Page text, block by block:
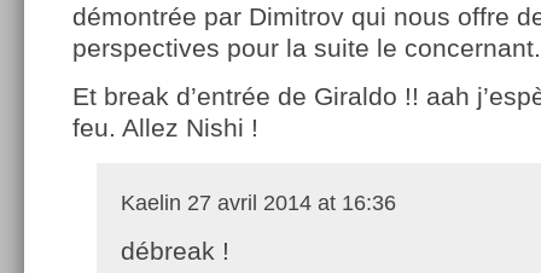
démontrée par Dimitrov qui nous offre
perspectives pour la suite le concernant.
Et break d’entrée de Giraldo !! aah
feu. Allez Nishi !
Kaelin 27 avril 2014 at 16:36
débreak !